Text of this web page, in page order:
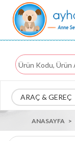
ARAÇ & GEREÇ
ANASAYFA >